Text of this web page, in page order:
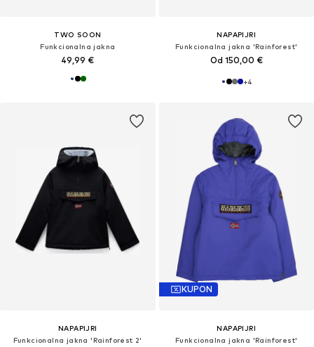
TWO SOON
Funkcionalna jakna
49,99 €
NAPAPIJRI
Funkcionalna jakna 'Rainforest'
Od 150,00 €
+4
NAPAPIJRI
Funkcionalna jakna 'Rainforest 2'
KUPON
NAPAPIJRI
Funkcionalna jakna 'Rainforest'